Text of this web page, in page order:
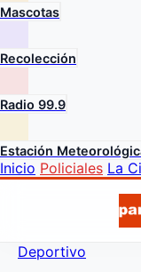
Mascotas
Recolección
Radio 99.9
Estación
Inicio Policiales La
Deportivo